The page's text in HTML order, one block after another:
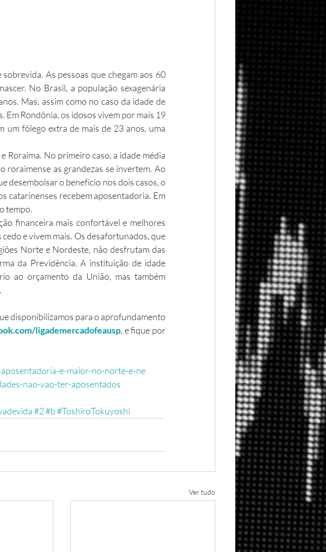
No Brasil, a população sexagenária
Mas, assim como no caso da idade de
Em Rondônia, os idosos vivem por mais 19
um fôlego extra de mais de 23 anos, uma
roraimense as grandezas se invertem. Ao
desembolsar o benefício nos dois casos, o
catarinenses recebem aposentadoria. Em
tempo.
e vivem mais. Os desafortunados, que
Norte e Nordeste, não desfrutam das
da Previdência. A instituição de idade
ao orçamento da União, mas também
ligademercadofeausp, e fique por
e-maior-no-norte-e-ne
nao-vao-ter-aposentados
#2#b#ToshiroTokuyoshi
Ver tudo